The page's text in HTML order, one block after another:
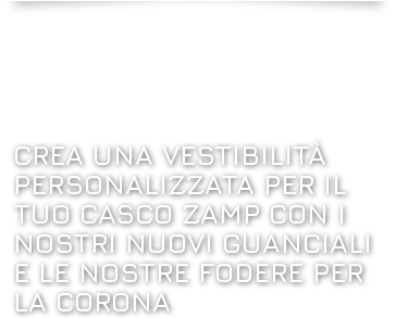
CREA UNA VESTIBILITÀ
PERSONALIZZATA PER IL
TUO CASCO ZAMP CON I
NOSTRI NUOVI GUANCIALI
E LE NOSTRE FODERE PER
LA CORONA